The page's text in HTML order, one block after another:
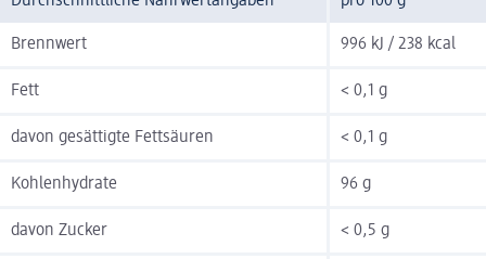
Brennwert 996 kJ / 238 kcal
Fett < 0,1 g
davon gesättigte Fettsäuren < 0,1 g
Kohlenhydrate 96 g
davon Zucker < 0,5 g